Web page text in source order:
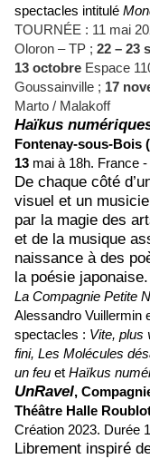
spectacles intitulé
TOURNÉE : 11 mai
Oloron – TP ; 22 – 23
13 octobre Espace
Goussainville ; 17
Marto / Malakoff
Haïkus
Fontenay-sous-Bois
13 mai à 18h. France
De chaque côté
visuel et un
par la magie des
et de la musique
naissance à des
la poésie japonaise.
La Compagnie Petite
Alessandro Vuillermin
spectacles : Vite, plus
fini, Les Molécules
un feu et Haïkus
UnRavel,
Théâtre Halle
Création 2023. Durée
Librement inspiré